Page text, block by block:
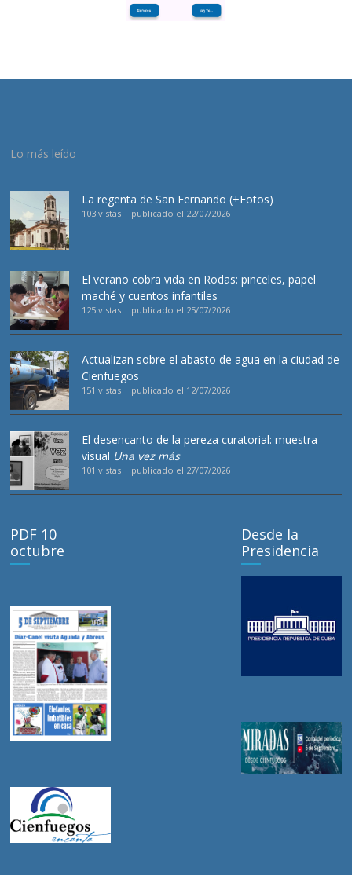
Lo más leído
La regenta de San Fernando (+Fotos)
103 vistas | publicado el 22/07/2026
El verano cobra vida en Rodas: pinceles, papel
maché y cuentos infantiles
125 vistas | publicado el 25/07/2026
Actualizan sobre el abasto de agua en la ciudad de
Cienfuegos
151 vistas | publicado el 12/07/2026
El desencanto de la pereza curatorial: muestra
visual Una vez más
101 vistas | publicado el 27/07/2026
PDF 10
octubre
Desde la
Presidencia